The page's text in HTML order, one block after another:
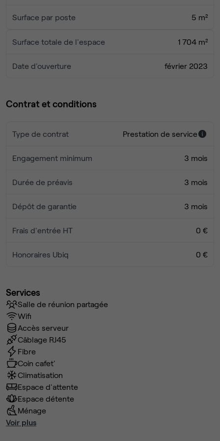
Surface par poste 5 m²
Surface totale de l'espace 1 704 m²
Date d'ouverture février 2023
Contrat et conditions
Type de contrat Prestation de service
Engagement minimum 3 mois
Durée de préavis 3 mois
Dépôt de garantie 3 mois
Frais d'entrée HT 0 €
Honoraires Ubiq 0 €
Services
Salle de réunion partagée
Wifi
Accès serveur
Câblage RJ45
Fibre
Coin cafet'
Climatisation
Espace d'attente
Espace détente
Ménage
Voir plus